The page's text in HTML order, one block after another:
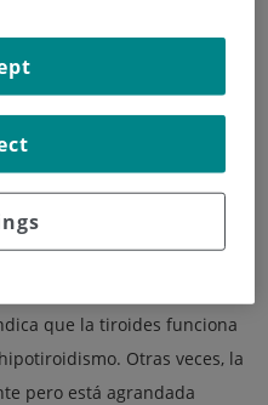
Freepik.es
que la tiroides funciona
Otras veces, la
pero está agrandada